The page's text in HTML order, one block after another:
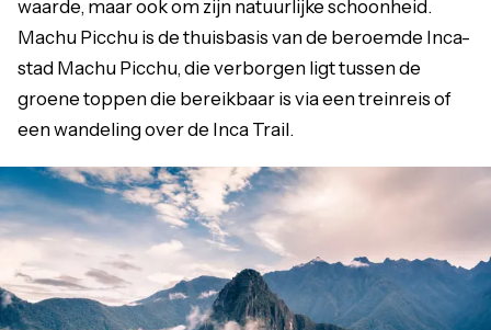
waarde, maar ook om zijn natuurlijke schoonheid.
Machu Picchu is de thuisbasis van de beroemde Inca-
stad Machu Picchu, die verborgen ligt tussen de
groene toppen die bereikbaar is via een treinreis of
een wandeling over de Inca Trail.